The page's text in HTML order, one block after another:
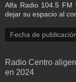
Alfa Radio 104.5 FM
dejar su espacio al
Fecha de
Radio Centro
en 2024